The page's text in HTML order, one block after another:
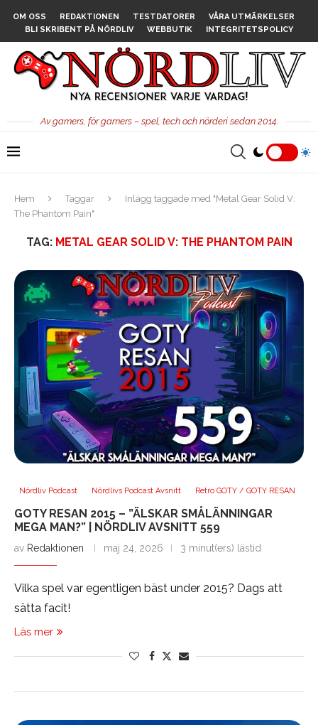
OM OSS REDAKTIONEN TESTDATORER
VÅRA UTMÄRKELSER
BLI SKRIBENT PÅ NÖRDLIV
WEBBUTIK INTEGRITETSPOLICY
Av gamers, för gamers – spel, tech och nörderi sedan 2014.
Hem Taggar
Inlägg taggade med "Metal Gear Solid V:
The Phantom Pain"
TAG: METAL GEAR SOLID V: THE PHANTOM PAIN
Nördliv Podcast Nördlivs Podcast Avsnitt Retro GOTY / GOTY RESAN
GOTY RESAN 2015 – ”ÄLSKAR SMÅLÄNNINGAR
MEGA MAN?” | NÖRDLIV AVSNITT 559
av Redaktionen maj 24, 2026 3 minut(ers) lästid
Vilka spel var egentligen bäst under 2015? Dags att
sätta facit!
Läs mer